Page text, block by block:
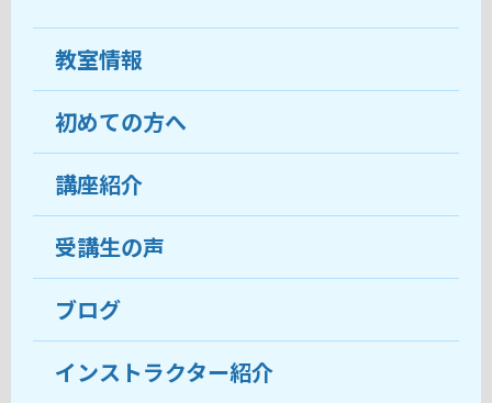
教室情報
教室について
受講生の声
おすすめ・人気の講座
目的から講座を探す
教室ブログ
初めての方へ
ココがおすすめ
料金
受講までの流れ
よくあるご質問
講座紹介
受講生の声
ブログ
インストラクター紹介